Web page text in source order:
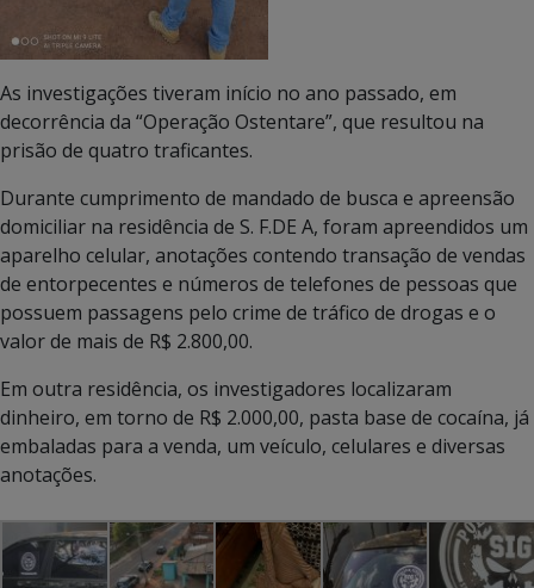
As investigações tiveram início no ano passado, em
decorrência da “Operação Ostentare”, que resultou na
prisão de quatro traficantes.
Durante cumprimento de mandado de busca e apreensão
domiciliar na residência de S. F.DE A, foram apreendidos um
aparelho celular, anotações contendo transação de vendas
de entorpecentes e números de telefones de pessoas que
possuem passagens pelo crime de tráfico de drogas e o
valor de mais de R$ 2.800,00.
Em outra residência, os investigadores localizaram
dinheiro, em torno de R$ 2.000,00, pasta base de cocaína, já
embaladas para a venda, um veículo, celulares e diversas
anotações.